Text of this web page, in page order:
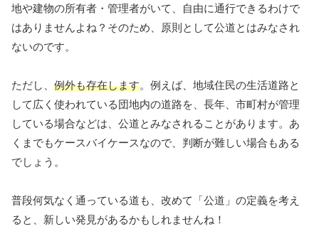
地や建物の所有者・管理者がいて、自由に通行できるわけで
はありませんよね？そのため、原則として公道とはみなされ
ないのです。
ただし、 例外も存在します。例えば、地域住民の生活道路と
して広く使われている団地内の道路を、長年、市町村が管理
している場合などは、公道とみなされることがあります。あ
くまでもケースバイケースなので、判断が難しい場合もある
でしょう。
普段何気なく通っている道も、改めて「公道」の定義を考え
ると、新しい発見があるかもしれませんね！